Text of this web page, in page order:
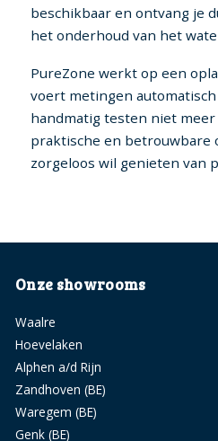
beschikbaar en ontvang je
het onderhoud van het
PureZone werkt op een
voert metingen
handmatig testen niet meer
praktische en betrouwbare
zorgeloos wil genieten van
Onze showrooms
Waalre
Hoevelaken
Alphen a/d Rijn
Zandhoven (BE)
Waregem (BE)
Genk (BE)